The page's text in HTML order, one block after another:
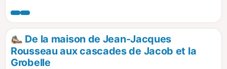
De la maison de Jean-Jacques
Rousseau aux cascades de Jacob et la
Grobelle